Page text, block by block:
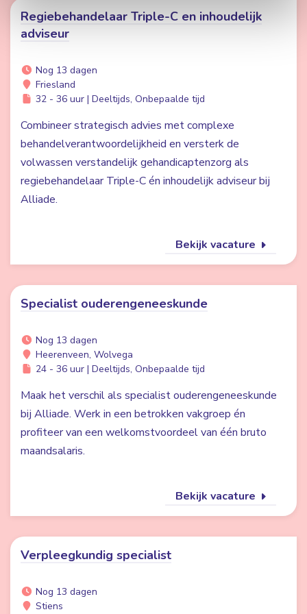
Regiebehandelaar Triple-C en inhoudelijk
adviseur
Nog 13 dagen
Friesland
32 - 36 uur | Deeltijds, Onbepaalde tijd
Combineer strategisch advies met complexe
behandelverantwoordelijkheid en versterk de
volwassen verstandelijk gehandicaptenzorg als
regiebehandelaar Triple-C én inhoudelijk adviseur bij
Alliade.
Bekijk vacature
Specialist ouderengeneeskunde
Nog 13 dagen
Heerenveen, Wolvega
24 - 36 uur | Deeltijds, Onbepaalde tijd
Maak het verschil als specialist ouderengeneeskunde
bij Alliade. Werk in een betrokken vakgroep én
profiteer van een welkomstvoordeel van één bruto
maandsalaris.
Bekijk vacature
Verpleegkundig specialist
Nog 13 dagen
Stiens